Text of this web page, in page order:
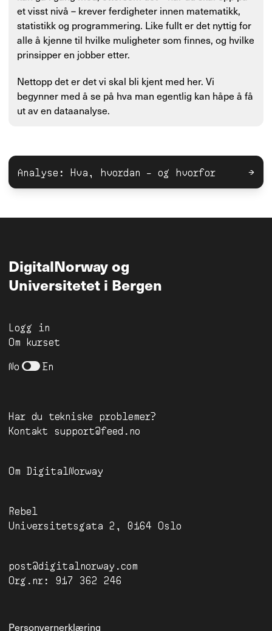
et visst nivå – krever ferdigheter innen matematikk,
statistikk og programmering. Like fullt er det nyttig for
alle å kjenne til hvilke muligheter som finnes, og hvilke
prinsipper en jobber etter.
Nettopp det er det vi skal bli kjent med her. Vi
begynner med å se på hva man egentlig kan håpe å få
ut av en dataanalyse.
Analyse: Hva, hvordan – og hvorfor →
DigitalNorwayog
Universitetet i Bergen
Logg in
Om kurset
No En
Har du tekniske problemer?
Kontakt
support@feed.no
Om DigitalNorway
Rebel
Universitetsgata 2, 0164 Oslo
post@digitalnorway.com
Org.nr: 917 362 246
Personvernerklæring